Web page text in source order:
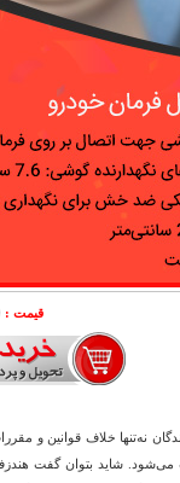
قیمت :
نه‌تنها خلاف قوانین و
شاید بتوان گفت